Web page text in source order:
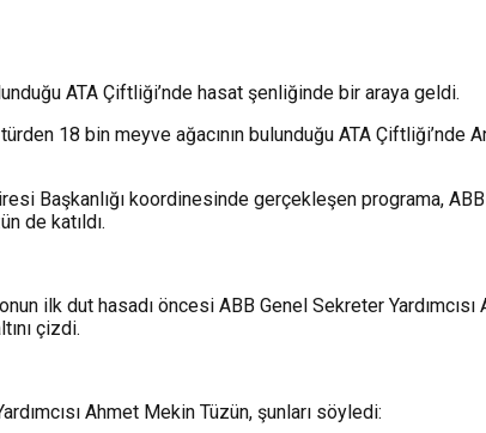
ATA Çiftliği’nde hasat şenliğinde bir araya geldi.
18 bin meyve ağacının bulunduğu ATA Çiftliği’nde
Başkanlığı koordinesinde gerçekleşen programa, ABB
de katıldı.
ilk dut hasadı öncesi ABB Genel Sekreter
çizdi.
Ahmet Mekin Tüzün, şunları söyledi: